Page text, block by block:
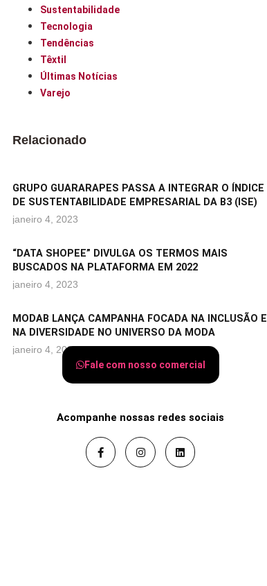
Sustentabilidade
Tecnologia
Tendências
Têxtil
Últimas Notícias
Varejo
Relacionado
GRUPO GUARARAPES PASSA A INTEGRAR O ÍNDICE
DE SUSTENTABILIDADE EMPRESARIAL DA B3 (ISE)
janeiro 4, 2023
“DATA SHOPEE” DIVULGA OS TERMOS MAIS
BUSCADOS NA PLATAFORMA EM 2022
janeiro 4, 2023
MODAB LANÇA CAMPANHA FOCADA NA INCLUSÃO E
NA DIVERSIDADE NO UNIVERSO DA MODA
janeiro 4, 2023
Fale com nosso comercial
Acompanhe nossas redes sociais